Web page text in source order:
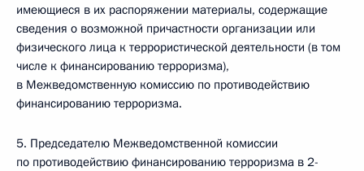
имеющиеся в их распоряжении материалы, содержащие
сведения о возможной причастности организации или
физического лица к террористической деятельности (в том
числе к финансированию терроризма),
в Межведомственную комиссию по противодействию
финансированию терроризма.
5. Председателю Межведомственной комиссии
по противодействию финансированию терроризма в 2-